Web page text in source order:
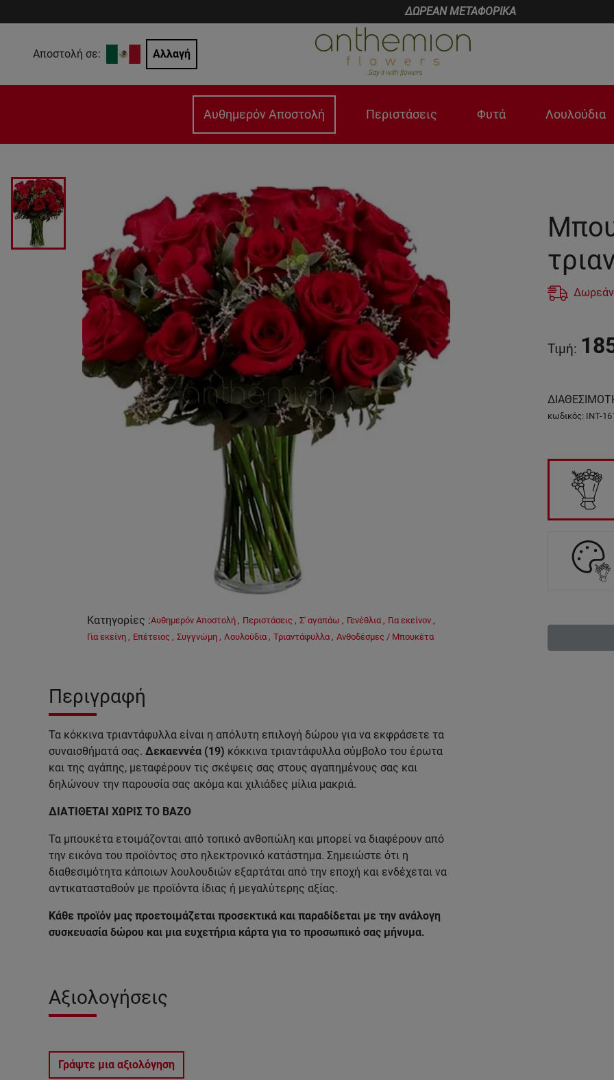
ΔΩΡΕΑΝ ΜΕΤΑΦΟΡΙΚΑ
Αποστολή σε: Αλλαγή
Αυθημερόν Αποστολή Περιστάσεις Φυτά Λουλούδια
Κατηγορίες :Αυθημερόν Αποστολή , Περιστάσεις , Σ' αγαπάω , Γενέθλια , Για εκείνον ,
Για εκείνη , Επέτειος , Συγγνώμη , Λουλούδια , Τριαντάφυλλα , Ανθοδέσμες / Μπουκέτα
Περιγραφή
Τα κόκκινα τριαντάφυλλα είναι η απόλυτη επιλογή δώρου για να εκφράσετε τα
συναισθήματά σας. Δεκαεννέα (19) κόκκινα τριαντάφυλλα σύμβολο του έρωτα
και της αγάπης, μεταφέρουν τις σκέψεις σας στους αγαπημένους σας και
δηλώνουν την παρουσία σας ακόμα και χιλιάδες μίλια μακριά.
ΔΙΑΤΙΘΕΤΑΙ ΧΩΡΙΣ ΤΟ ΒΑΖΟ
Τα μπουκέτα ετοιμάζονται από τοπικό ανθοπώλη και μπορεί να διαφέρουν από
την εικόνα του προϊόντος στο ηλεκτρονικό κατάστημα. Σημειώστε ότι η
διαθεσιμότητα κάποιων λουλουδιών εξαρτάται από την εποχή και ενδέχεται να
αντικατασταθούν με προϊόντα ίδιας ή μεγαλύτερης αξίας.
Κάθε προϊόν μας προετοιμάζεται προσεκτικά και παραδίδεται με την ανάλογη
συσκευασία δώρου και μια ευχετήρια κάρτα για το προσωπικό σας μήνυμα.
Αξιολογήσεις
Γράψτε μια αξιολόγηση
Τιμή:
κωδικός: INT-